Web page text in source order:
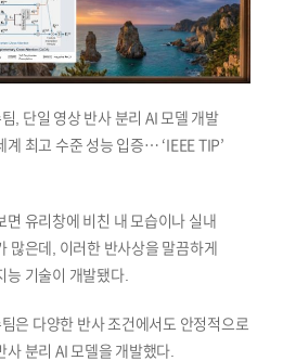
, 단일 영상 반사 분리 AI 모델 개발
최고 수준 성능 입증… ‘IEEE TIP’
면 유리창에 비친 내 모습이나 실내
많은데, 이러한 반사상을 말끔하게
능 기술이 개발됐다.
은 다양한 반사 조건에서도 안정적으로
분리 AI 모델을 개발했다.